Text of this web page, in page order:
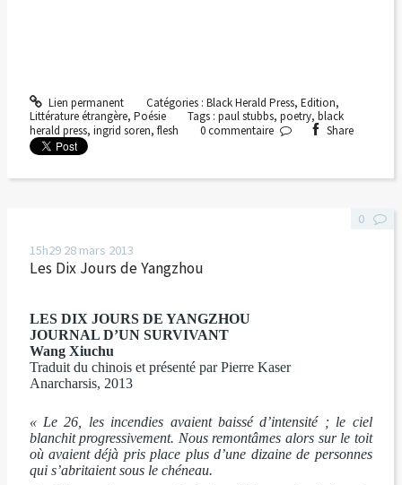
Lien permanent Catégories : Black Herald Press, Edition,
Littérature étrangère, Poésie Tags :paul stubbs,poetry,black
herald press, ingrid soren, flesh 0commentaire Share
15h29 28 mars 2013
Les Dix Jours de Yangzhou
LES DIX JOURS DE YANGZHOU
JOURNAL D’UN SURVIVANT
Wang Xiuchu
Traduit du chinois et présenté par Pierre Kaser
Anarcharsis, 2013
« Le 26, les incendies avaient baissé d’intensité ; le ciel
blanchit progressivement. Nous remontâmes alors sur le toit
où avaient déjà pris place plus d’une dizaine de personnes
qui s’abritaient sous le chéneau.
0